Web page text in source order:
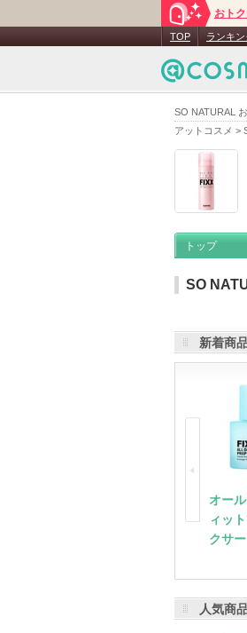
SO NATURAL
アットコスメ >
おト
TOP ランキン
トップ
SO
メーカー名
お気に入
SO
フェイス
ゴマージ
新着商
オー
ィッ
クサー
人気商